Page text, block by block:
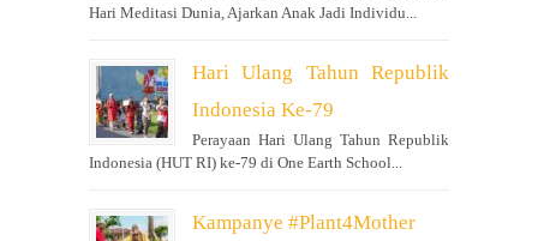
Hari Meditasi Dunia, Ajarkan Anak Jadi Individu...
Hari Ulang Tahun Republik
Indonesia Ke-79
Perayaan Hari Ulang Tahun Republik
Indonesia (HUT RI) ke-79 di One Earth School...
Kampanye #Plant4Mother